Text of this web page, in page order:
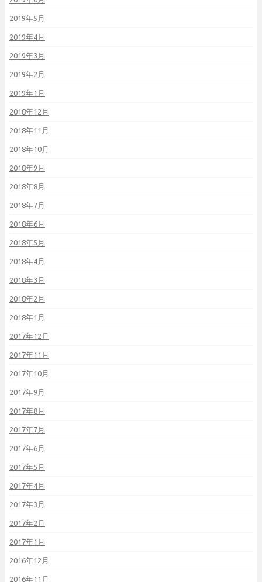
2019年5月
2019年4月
2019年3月
2019年2月
2019年1月
2018年12月
2018年11月
2018年10月
2018年9月
2018年8月
2018年7月
2018年6月
2018年5月
2018年4月
2018年3月
2018年2月
2018年1月
2017年12月
2017年11月
2017年10月
2017年9月
2017年8月
2017年7月
2017年6月
2017年5月
2017年4月
2017年3月
2017年2月
2017年1月
2016年12月
2016年11月